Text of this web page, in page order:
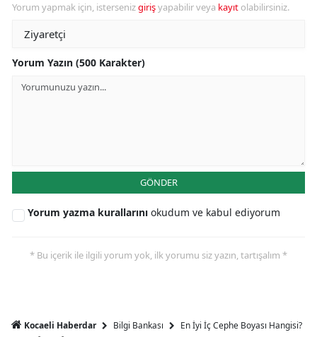
Yorum yapmak için, istersenizgirişyapabilir veya kayıt olabilirsiniz.
Yorum Yazın (500 Karakter)
GÖNDER
Yorum yazma kurallarını okudum ve kabul ediyorum
* Bu içerik ile ilgili yorum yok, ilk yorumu siz yazın, tartışalım *
Kocaeli Haberdar Bilgi Bankası En İyi İç Cephe Boyası Hangisi?